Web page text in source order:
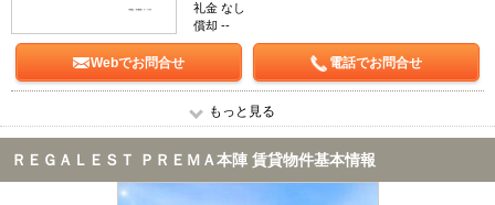
礼金 なし
償却 --
Webでお問合せ 電話でお問合せ
もっと見る
ＲＥＧＡＬＥＳＴ ＰＲＥＭＡ本陣 賃貸物件基本情報